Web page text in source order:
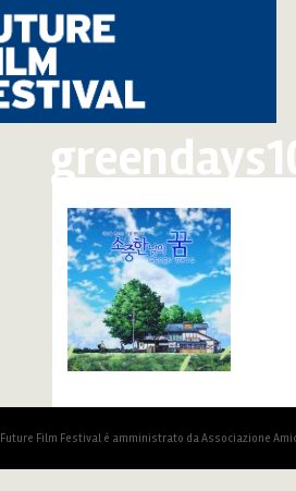
Future Film Festival è amministrato da Associazione